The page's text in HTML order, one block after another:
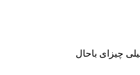
چیزای باحال